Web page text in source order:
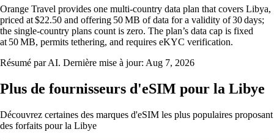
Orange Travel provides one multi‑country data plan that covers Libya,
priced at $22.50 and offering 50 MB of data for a validity of 30 days;
the single‑country plans count is zero. The plan’s data cap is fixed
at 50 MB, permits tethering, and requires eKYC verification.
Résumé par AI. Dernière mise à jour: Aug 7, 2026
Plus de fournisseurs d'eSIM pour la Libye
Découvrez certaines des marques d'eSIM les plus populaires proposant
des forfaits pour la Libye